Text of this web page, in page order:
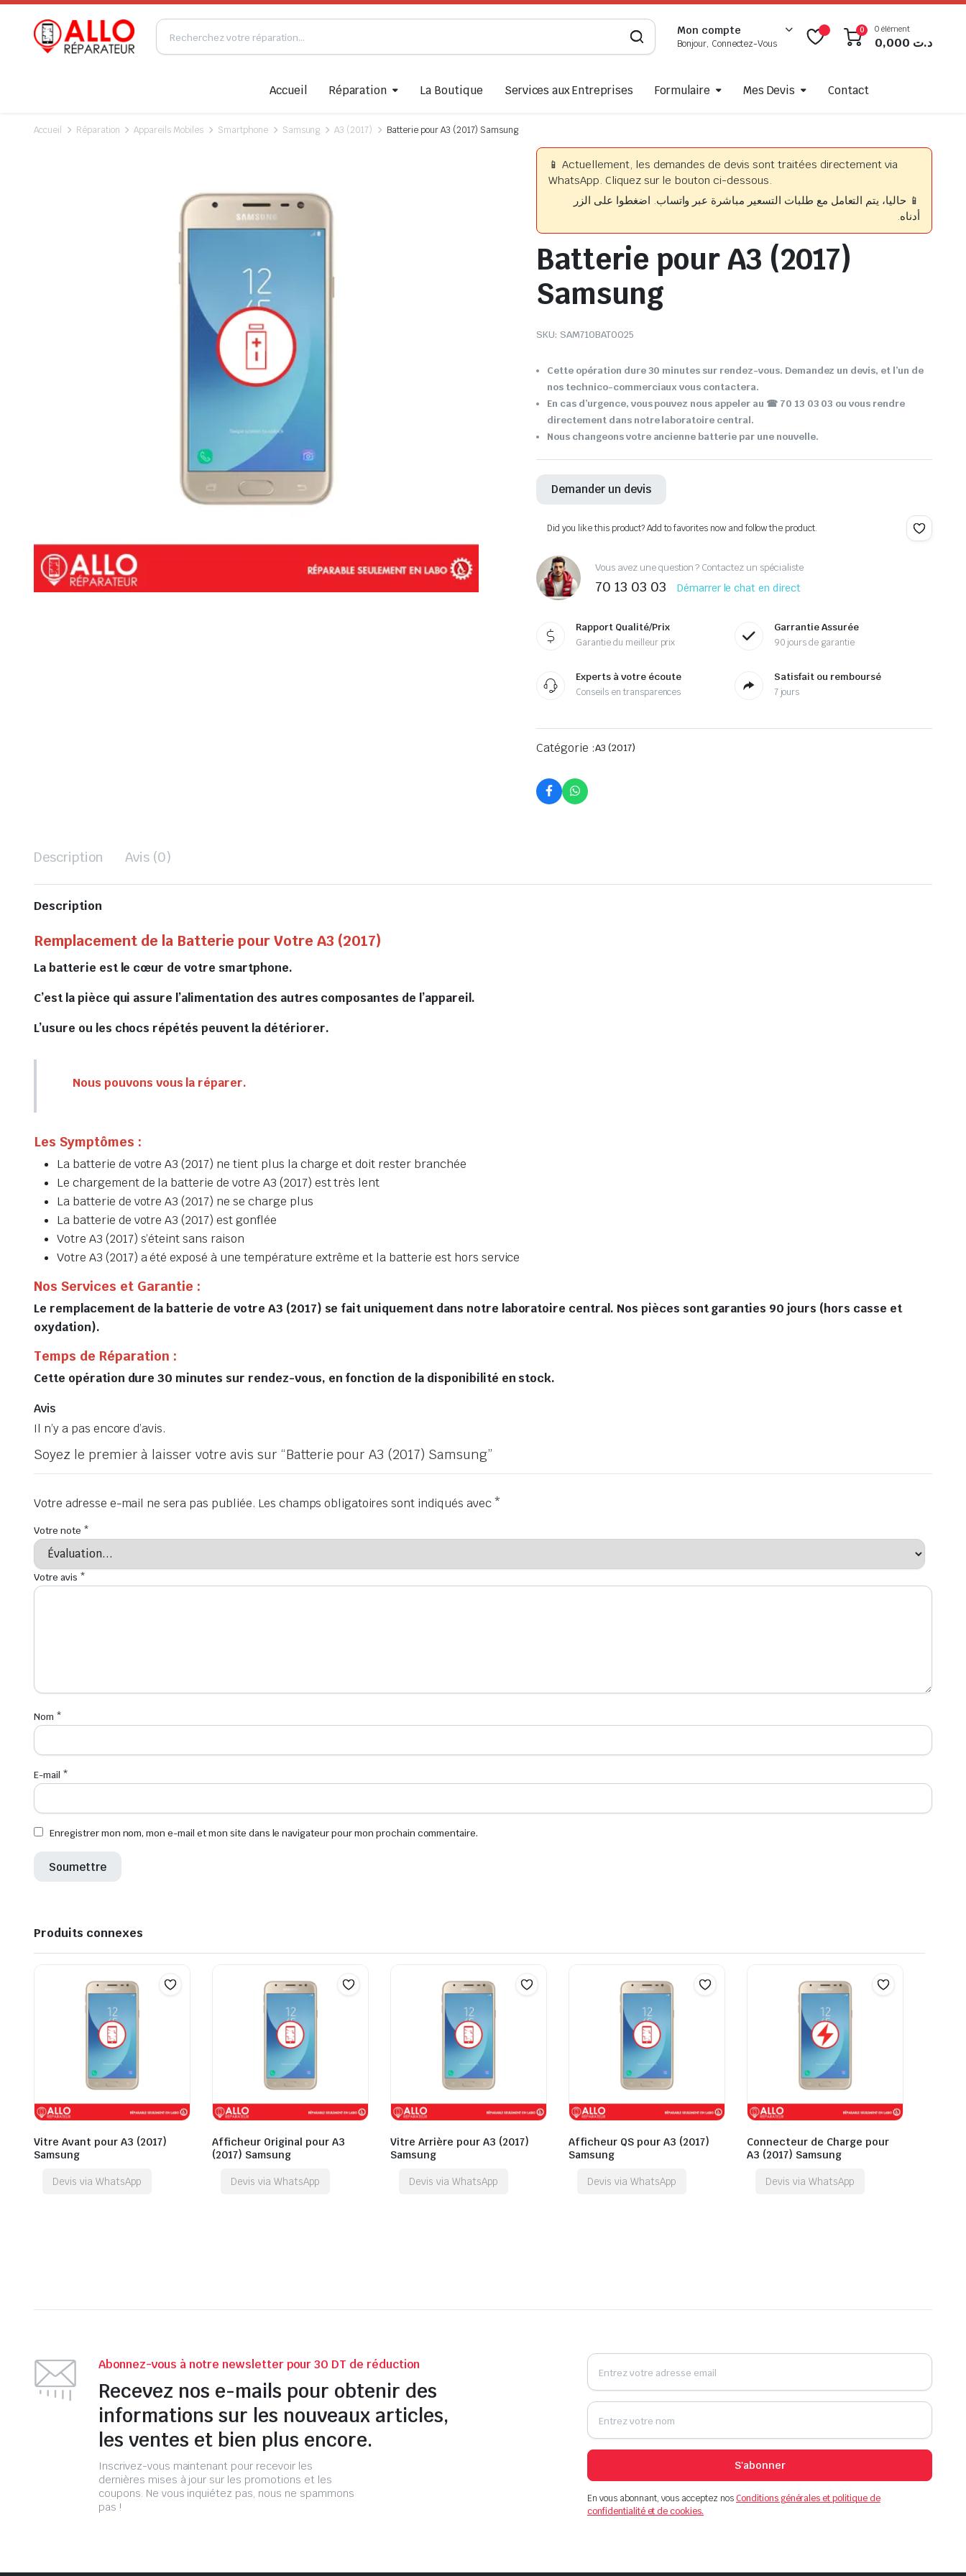
Mon compte
Bonjour, Connectez-Vous
0 0 élément
د.ت
Accueil Réparation La Boutique Services aux Entreprises Formulaire Mes Devis Contact
Accueil Réparation Appareils Mobiles Smartphone Samsung A3 (2017) Batterie pour A3 (2017) Samsung
📱 Actuellement, les demandes de devis sont traitées directement via
WhatsApp. Cliquez sur le bouton ci-dessous.
📱 حاليا، يتم التعامل مع طلبات التسعير مباشرة عبر واتساب. اضغطوا على الزر
أدناه.
Batterie pour A3 (2017)
Samsung
SKU: SAM710BAT0025
Cette opération dure 30 minutes sur rendez-vous. Demandez un devis, et l’un de
nos technico-commerciaux vous contactera.
En cas d’urgence, vous pouvez nous appeler au ☎ 70 13 03 03 ou vous rendre
directement dans notre laboratoire central.
Nous changeons votre ancienne batterie par une nouvelle.
Demander un devis
Did you like this product? Add to favorites now and follow the product.
Vous avez une question ? Contactez un spécialiste
70 13 03 03 Démarrer le chat en direct
Rapport Qualité/Prix
Garantie du meilleur prix
Garrantie Assurée
90 jours de garantie
Experts à votre écoute
Conseils en transparences
Satisfait ou remboursé
7 jours
Catégorie :A3 (2017)
Description Avis (0)
Description
Remplacement de la Batterie pour Votre A3 (2017)
La batterie est le cœur de votre smartphone.
C’est la pièce qui assure l’alimentation des autres composantes de l’appareil.
L’usure ou les chocs répétés peuvent la détériorer.
Nous pouvons vous la réparer.
Les Symptômes :
La batterie de votre A3 (2017) ne tient plus la charge et doit rester branchée
Le chargement de la batterie de votre A3 (2017) est très lent
La batterie de votre A3 (2017) ne se charge plus
La batterie de votre A3 (2017) est gonflée
Votre A3 (2017) s’éteint sans raison
Votre A3 (2017) a été exposé à une température extrême et la batterie est hors service
Nos Services et Garantie :
Le remplacement de la batterie de votre A3 (2017) se fait uniquement dans notre laboratoire central. Nos pièces sont garanties 90 jours (hors casse et
oxydation).
Temps de Réparation :
Cette opération dure 30 minutes sur rendez-vous, en fonction de la disponibilité en stock.
Avis
Il n’y a pas encore d’avis.
Soyez le premier à laisser votre avis sur “Batterie pour A3 (2017) Samsung”
Votre adresse e-mail ne sera pas publiée. Les champs obligatoires sont indiqués avec*
Votre note *
Votre avis *
Nom *
E-mail *
Enregistrer mon nom, mon e-mail et mon site dans le navigateur pour mon prochain commentaire.
Produits connexes
Vitre Avant pour A3 (2017)
Samsung
Devis via WhatsApp
Afficheur Original pour A3
(2017) Samsung
Devis via WhatsApp
Vitre Arrière pour A3 (2017)
Samsung
Devis via WhatsApp
Afficheur QS pour A3 (2017)
Samsung
Devis via WhatsApp
Connecteur de Charge pour
A3 (2017) Samsung
Devis via WhatsApp
Abonnez-vous à notre newsletter pour 30 DT de réduction
Recevez nos e-mails pour obtenir des
informations sur les nouveaux articles,
les ventes et bien plus encore.
Inscrivez-vous maintenant pour recevoir les
dernières mises à jour sur les promotions et les
coupons. Ne vous inquiétez pas, nous ne spammons
pas !
S'abonner
En vous abonnant, vous acceptez nosConditions générales et politique de
confidentialité et de cookies.